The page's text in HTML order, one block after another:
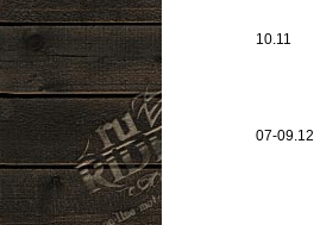
10.11
07-09.12